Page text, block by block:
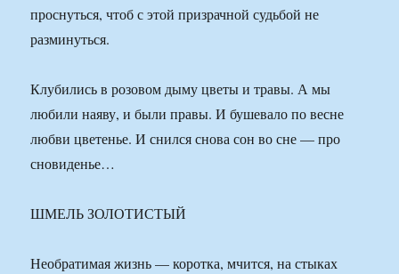
проснуться, чтоб с этой призрачной судьбой не
разминуться.
Клубились в розовом дыму цветы и травы. А мы
любили наяву, и были правы. И бушевало по весне
любви цветенье. И снился снова сон во сне — про
сновиденье…
ШМЕЛЬ ЗОЛОТИСТЫЙ
Необратимая жизнь — коротка, мчится, на стыках